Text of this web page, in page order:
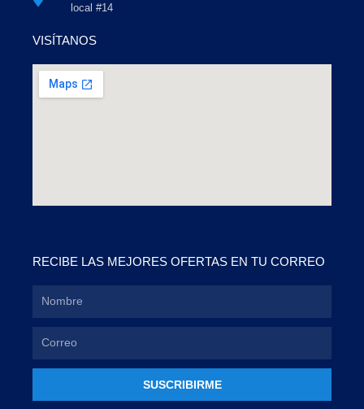
local #14
VISÍTANOS
RECIBE LAS MEJORES OFERTAS EN TU CORREO
SUSCRIBIRME